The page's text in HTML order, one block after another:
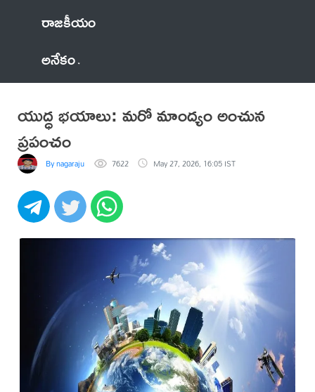
రాజకీయం
అనేకం
యుద్ధ భయాలు: మరో మాంద్యం అంచున
ప్రపంచం
By nagaraju 7622 May 27, 2026, 16:05 IST